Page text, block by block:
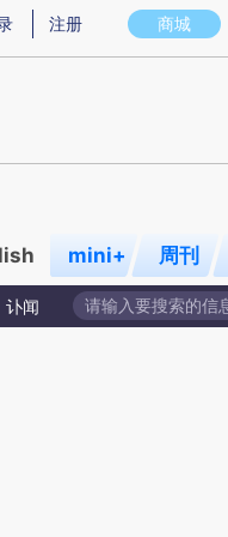
存在偏差。不代表财新观点和
商城
注册
mini+ 周刊
讣闻